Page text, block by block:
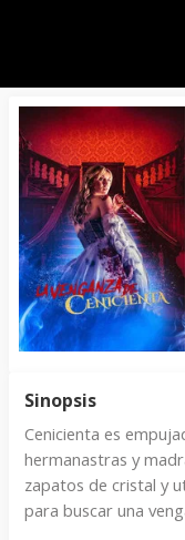
Sinopsis
Cenicienta es
hermanastras y
zapatos de cristal y
para buscar una